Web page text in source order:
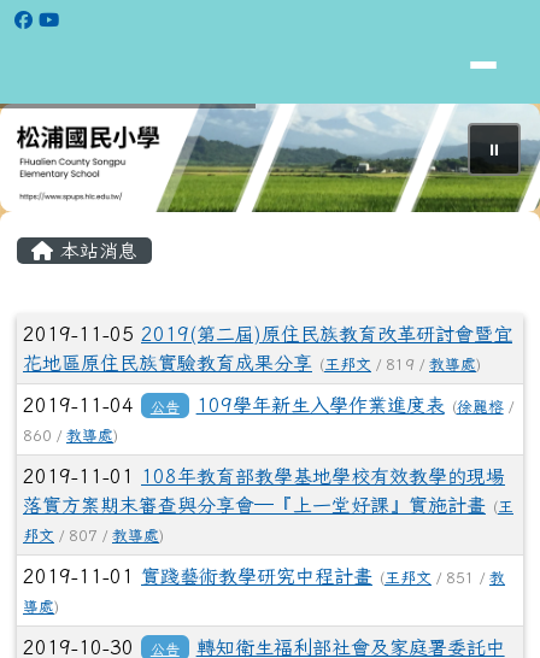
跳至主內容區
花蓮縣立松浦國小全球資訊網
⏸
本站消息
文章列表
2019-11-05 2019(第二屆)原住民族教育改革研討會暨宜
花地區原住民族實驗教育成果分享
(王邦文 / 819 / 教導處)
2019-11-04 公告 109學年新生入學作業進度表 (徐麗榕/
860 / 教導處)
2019-11-01
108年教育部教學基地學校有效教學的現場
落實方案期末審查與分享會─『上一堂好課』實施計畫 (王
邦文 / 807 / 教導處)
2019-11-01 實踐藝術教學研究中程計畫 (王邦文 / 851 / 教
導處)
2019-10-30 公告
轉知衛生福利部社會及家庭署委託中
頁尾區域